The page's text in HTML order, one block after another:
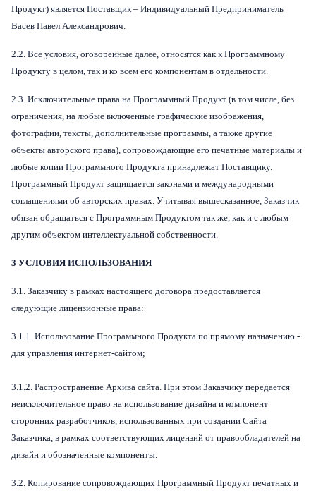
Продукт) является Поставщик – Индивидуальный Предприниматель
Васев Павел Александрович.
2.2. Все условия, оговоренные далее, относятся как к Программному
Продукту в целом, так и ко всем его компонентам в отдельности.
2.3. Исключительные права на Программный Продукт (в том числе, без
ограничения, на любые включенные графические изображения,
фотографии, тексты, дополнительные программы, а также другие
объекты авторского права), сопровождающие его печатные материалы и
любые копии Программного Продукта принадлежат Поставщику.
Программный Продукт защищается законами и международными
соглашениями об авторских правах. Учитывая вышесказанное, Заказчик
обязан обращаться с Программным Продуктом так же, как и с любым
другим объектом интеллектуальной собственности.
3 УСЛОВИЯ ИСПОЛЬЗОВАНИЯ
3.1. Заказчику в рамках настоящего договора предоставляется
следующие лицензионные права:
3.1.1. Использование Программного Продукта по прямому назначению -
для управления интернет-сайтом;
3.1.2. Распространение Архива сайта. При этом Заказчику передается
неисключительное право на использование дизайна и компонент
сторонних разработчиков, использованных при создании Сайта
Заказчика, в рамках соответствующих лицензий от правообладателей на
дизайн и обозначенные компоненты.
3.2. Копирование сопровождающих Программный Продукт печатных и